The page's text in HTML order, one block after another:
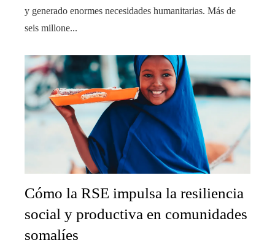
y generado enormes necesidades humanitarias. Más de
seis millone...
Cómo la RSE impulsa la resiliencia
social y productiva en comunidades
somalíes